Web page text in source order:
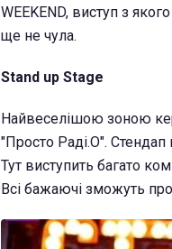
WEEKEND, виступ з
ще не чула.
Stand up Stage
Найвеселішою зоною
"Просто Раді.О". Стендап
Тут виступить багато
Всі бажаючі зможуть